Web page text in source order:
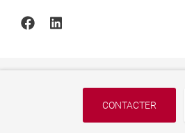
CONTACTER
FacebookLinkedin
© 2026 BARNES,